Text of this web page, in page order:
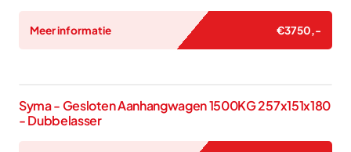
Meer informatie €3750,-
Syma - Gesloten Aanhangwagen 1500KG 257x151x180
- Dubbelasser